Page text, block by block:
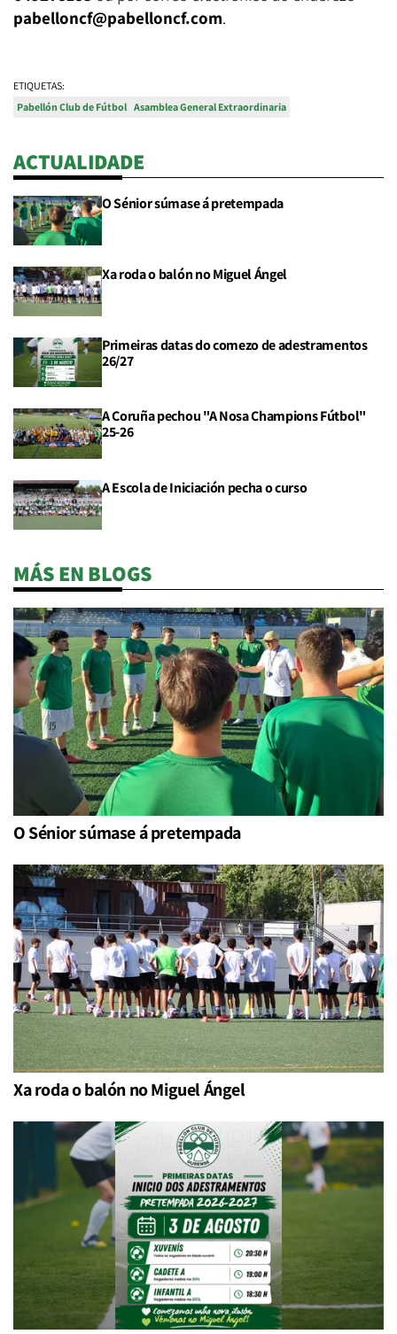
pabelloncf@pabelloncf.com.
ETIQUETAS:
Pabellón Club de Fútbol Asamblea General Extraordinaria
ACTUALIDADE
O Sénior súmase á pretempada
Xa roda o balón no Miguel Ángel
Primeiras datas do comezo de adestramentos
26/27
A Coruña pechou "A Nosa Champions Fútbol"
25-26
A Escola de Iniciación pecha o curso
MÁS EN BLOGS
O Sénior súmase á pretempada
Xa roda o balón no Miguel Ángel